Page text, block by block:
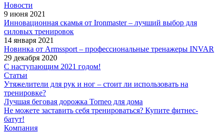
Новости
9 июня 2021
Инновационная скамья от Ironmaster – лучший выбор для
силовых тренировок
14 января 2021
Новинка от Armssport – профессиональные тренажеры INVAR
29 декабря 2020
С наступающим 2021 годом!
Статьи
Утяжелители для рук и ног – стоит ли использовать на
тренировке?
Лучшая беговая дорожка Torneo для дома
Не можете заставить себя тренироваться? Купите фитнес-
батут!
Компания